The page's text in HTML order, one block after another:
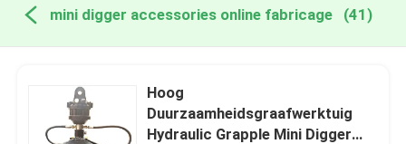
mini digger accessories online fabricage (41)
Hoog
Duurzaamheidsgraafwerktuig
Hydraulic Grapple Mini Digger